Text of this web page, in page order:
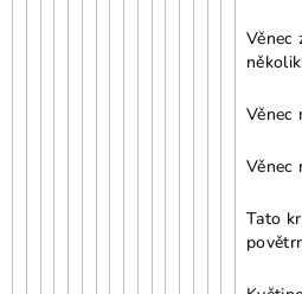
Věnec
Věnec
Věnec
Tato